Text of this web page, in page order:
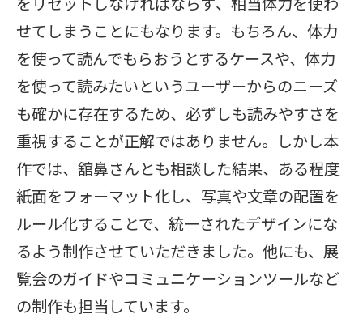
せてしまうことにもなります。もちろん、体力
を使って読んでもらおうとするケースや、体力
を使って読みたいというユーザーからのニーズ
も確かに存在するため、必ずしも読みやすさを
重視することが正解ではありません。しかし本
作では、舘鼻さんとも相談した結果、ある程度
紙面をフォーマット化し、写真や文章の配置を
ルール化することで、統一されたデザインにな
るよう制作させていただきました。他にも、展
覧会のガイドやコミュニケーションツールなど
の制作も担当しています。